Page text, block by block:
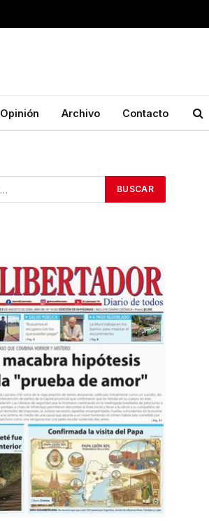
Opinión Archivo Contacto